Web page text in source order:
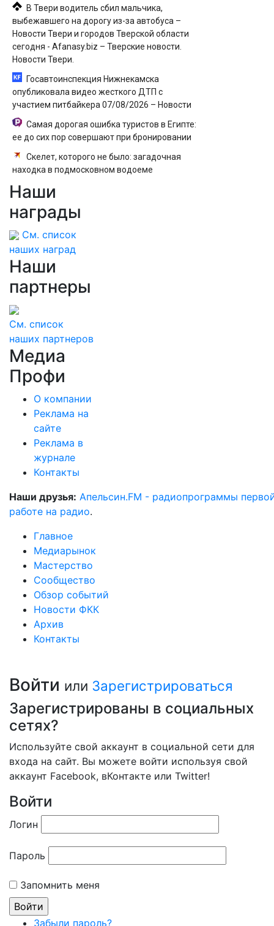
В Твери водитель сбил мальчика,
выбежавшего на дорогу из-за автобуса –
Новости Твери и городов Тверской области
сегодня - Afanasy.biz – Тверские новости.
Новости Твери.
Госавтоинспекция Нижнекамска
опубликовала видео жесткого ДТП с
участием питбайкера 07/08/2026 – Новости
Самая дорогая ошибка туристов в Египте:
ее до сих пор совершают при бронировании
Скелет, которого не было: загадочная
находка в подмосковном водоеме
«Это капитуляция и предательство
навязывании «похабного Брестского мира
Наши
награды
См. список
наших наград
Наши
партнеры
См. список
наших партнеров
Медиа
Профи
О компании
Реклама на
сайте
Реклама в
журнале
Контакты
Наши друзья: Апельсин.FM - радиопрограммы
работе на радио.
Главное
Медиарынок
Мастерство
Сообщество
Обзор событий
Новости ФКК
Архив
Контакты
Войти или Зарегистрироваться
Зарегистрированы в социальных
сетях?
Используйте свой аккаунт в социальной сети для
входа на сайт. Вы можете войти используя свой
аккаунт Facebook, вКонтакте или Twitter!
Войти
Логин
Пароль
Запомнить меня
Забыли пароль?